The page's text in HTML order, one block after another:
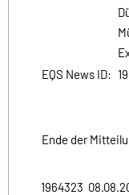
EQS News ID:
Ende der
1964323